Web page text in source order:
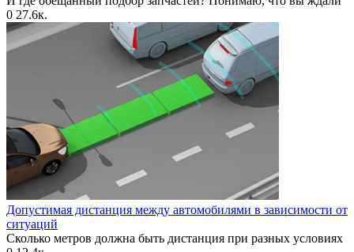
0 27.6к.
Допустимая дистанция между автомобилями в зависимости от
ситуаций
Сколько метров должна быть дистанция при разных условиях